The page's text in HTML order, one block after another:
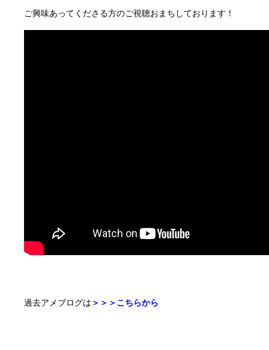
ご興味あってくださる方のご視聴おまちしております！
過去アメブログは ＞＞＞こちらから